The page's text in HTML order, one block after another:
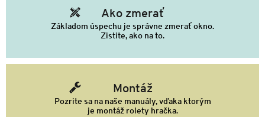
Ako zmerať
Základom úspechu je správne zmerať okno.
Zistite, ako na to.
Montáž
Pozrite sa na naše manuály, vďaka ktorým
je montáž rolety hračka.